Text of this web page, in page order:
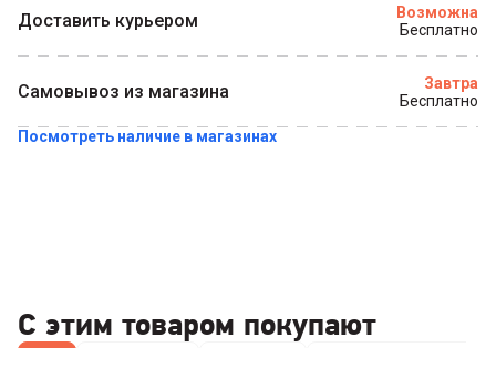
Доставить курьером
Возможна
Бесплатно
Самовывоз из магазина
Завтра
Бесплатно
Посмотреть наличие в магазинах
С этим товаром покупают